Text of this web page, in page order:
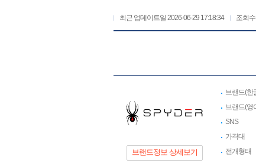
최근 업데이트일 2026-06-29 17:18:34 조회수
브랜드정보 상세보기
브랜드(한
브랜드(영
SNS
가격대
전개형태